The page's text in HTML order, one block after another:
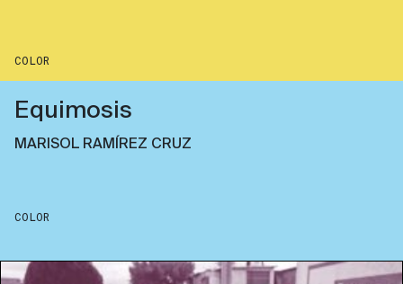
COLOR
Equimosis
MARISOL RAMÍREZ CRUZ
COLOR